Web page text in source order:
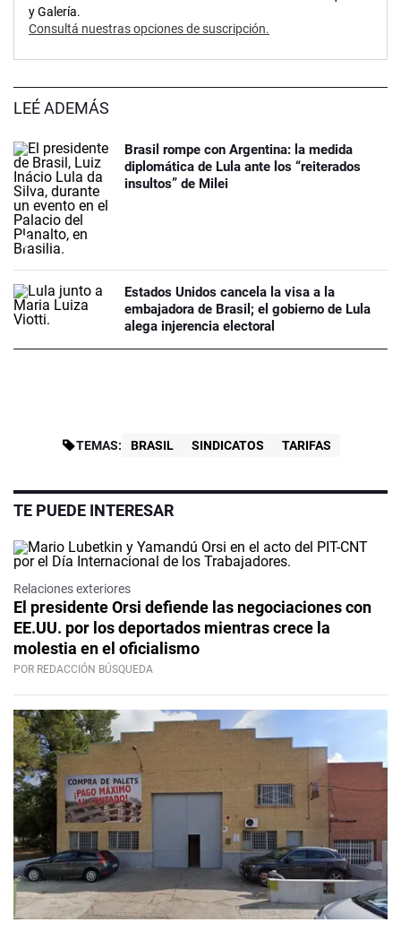
y Galería.
Consultá nuestras opciones de suscripción.
LEÉ ADEMÁS
Brasil rompe con Argentina: la medida
diplomática de Lula ante los “reiterados
insultos” de Milei
Estados Unidos cancela la visa a la
embajadora de Brasil; el gobierno de Lula
alega injerencia electoral
TEMAS: BRASIL SINDICATOS TARIFAS
TE PUEDE INTERESAR
Relaciones exteriores
El presidente Orsi defiende las negociaciones con
EE.UU. por los deportados mientras crece la
molestia en el oficialismo
POR REDACCIÓN BÚSQUEDA